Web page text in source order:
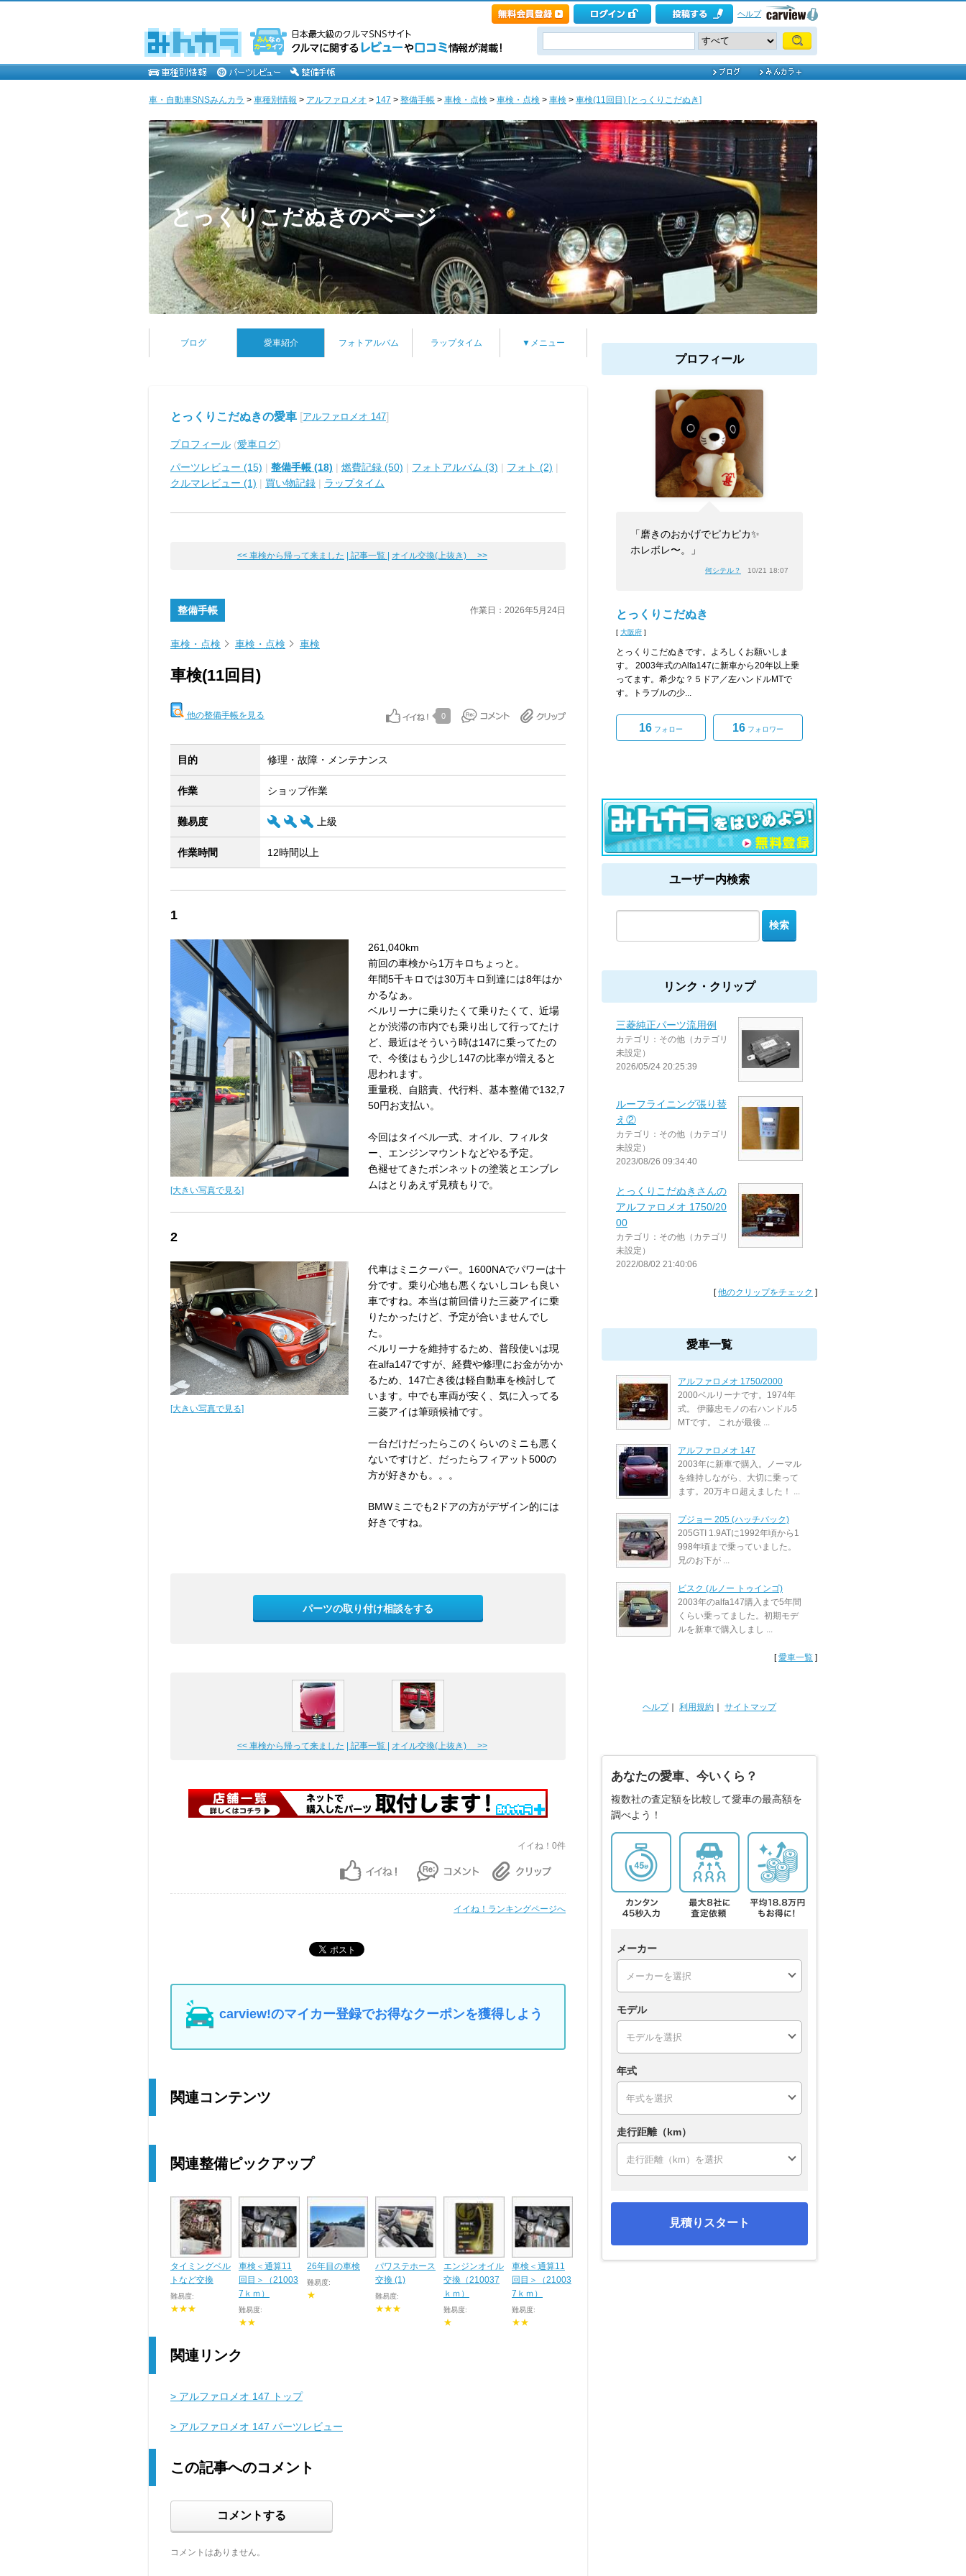
ヘルプ
車・自動車SNSみんカラ > 車種別情報 > アルファロメオ > 147 > 整備手帳 > 車検・点検 > 車検・点検 > 車検 > 車検(11回目) [とっくりこだぬき]
とっくりこだぬきのページ
ブログ 愛車紹介 フォトアルバム ラップタイム ▼メニュー
とっくりこだぬきの愛車 [アルファロメオ 147]
プロフィール (愛車ログ)
パーツレビュー (15) | 整備手帳 (18) | 燃費記録 (50) | フォトアルバム (3) | フォト (2) |
クルマレビュー (1) | 買い物記録 | ラップタイム
<< 車検から帰って来ました | 記事一覧 | オイル交換(上抜き) >>
整備手帳 作業日：2026年5月24日
車検・点検 車検・点検 車検
車検(11回目)
他の整備手帳を見る 0
目的 修理・故障・メンテナンス
作業 ショップ作業
難易度 上級
作業時間 12時間以上
1
[大きい写真で見る]
261,040km
前回の車検から1万キロちょっと。
年間5千キロでは30万キロ到達には8年はか
かるなぁ。
ベルリーナに乗りたくて乗りたくて、近場
とか渋滞の市内でも乗り出して行ってたけ
ど、最近はそういう時は147に乗ってたの
で、今後はもう少し147の比率が増えると
思われます。
重量税、自賠責、代行料、基本整備で132,7
50円お支払い。
今回はタイベル一式、オイル、フィルタ
ー、エンジンマウントなどやる予定。
色褪せてきたボンネットの塗装とエンブレ
ムはとりあえず見積もりで。
2
[大きい写真で見る]
代車はミニクーパー。1600NAでパワーは十
分です。乗り心地も悪くないしコレも良い
車ですね。本当は前回借りた三菱アイに乗
りたかったけど、予定が合いませんでし
た。
ベルリーナを維持するため、普段使いは現
在alfa147ですが、経費や修理にお金がかか
るため、147亡き後は軽自動車を検討して
います。中でも車両が安く、気に入ってる
三菱アイは筆頭候補です。
一台だけだったらこのくらいのミニも悪く
ないですけど、だったらフィアット500の
方が好きかも。。。
BMWミニでも2ドアの方がデザイン的には
好きですね。
パーツの取り付け相談をする
<< 車検から帰って来ました | 記事一覧 | オイル交換(上抜き) >>
イイね！0件
イイね！ランキングページへ
carview!のマイカー登録でお得なクーポンを獲得しよう
関連コンテンツ
関連整備ピックアップ
タイミングベル
トなど交換
難易度:
★★★
車検＜通算11
回目＞（21003
7ｋｍ）
難易度:
★★
26年目の車検
難易度:
★
パワステホース
交換 (1)
難易度:
★★★
エンジンオイル
交換（210037
ｋｍ）
難易度:
★
車検＜通算11
回目＞（21003
7ｋｍ）
難易度:
★★
関連リンク
> アルファロメオ 147 トップ
> アルファロメオ 147 パーツレビュー
この記事へのコメント
コメントする
コメントはありません。
プロフィール
「磨きのおかげでピカピカ✨
ホレボレ〜。」
何シテル？ 10/21 18:07
とっくりこだぬき
[ 大阪府 ]
とっくりこだぬきです。よろしくお願いしま
す。 2003年式のAlfa147に新車から20年以上乗
ってます。希少な？５ドア／左ハンドルMTで
す。トラブルの少...
16 フォロー 16 フォロワー
ユーザー内検索
リンク・クリップ
三菱純正パーツ流用例
カテゴリ：その他（カテゴリ
未設定）
2026/05/24 20:25:39
ルーフライニング張り替
え②
カテゴリ：その他（カテゴリ
未設定）
2023/08/26 09:34:40
とっくりこだぬきさんの
アルファロメオ 1750/20
00
カテゴリ：その他（カテゴリ
未設定）
2022/08/02 21:40:06
[他のクリップをチェック ]
愛車一覧
アルファロメオ 1750/2000
2000ベルリーナです。1974年
式。 伊藤忠モノの右ハンドル5
MTです。 これが最後 ...
アルファロメオ 147
2003年に新車で購入。ノーマル
を維持しながら、大切に乗って
ます。20万キロ超えました！ ...
プジョー 205 (ハッチバック)
205GTI 1.9ATに1992年頃から1
998年頃まで乗っていました。
兄のお下が ...
ビスク (ルノー トゥインゴ)
2003年のalfa147購入まで5年間
くらい乗ってました。初期モデ
ルを新車で購入しまし ...
[愛車一覧 ]
ヘルプ｜ 利用規約 サイトマップ
あなたの愛車、今いくら？
複数社の査定額を比較して愛車の最高額を
調べよう！
メーカー
モデル
年式
走行距離（km）
見積りスタート